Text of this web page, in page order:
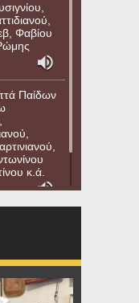
Φαβίου
Παίδων
κ.ά.